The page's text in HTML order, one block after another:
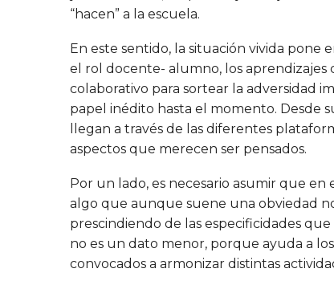
“hacen” a la escuela.
En este sentido, la situación vivida pone
el rol docente- alumno, los aprendizajes
colaborativo para sortear la adversidad
papel inédito hasta el momento. Desde
llegan a través de las diferentes
aspectos que merecen ser pensados.
Por un lado, es necesario asumir que en
algo que aunque suene una obviedad
prescindiendo de las especificidades
no es un dato menor, porque ayuda a
convocados a armonizar distintas